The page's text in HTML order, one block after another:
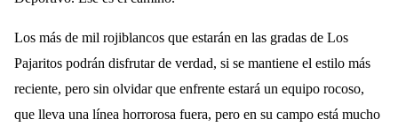
Los más de mil rojiblancos que estarán en las gradas de Los
Pajaritos podrán disfrutar de verdad, si se mantiene el estilo más
reciente, pero sin olvidar que enfrente estará un equipo rocoso,
que lleva una línea horrorosa fuera, pero en su campo está mucho